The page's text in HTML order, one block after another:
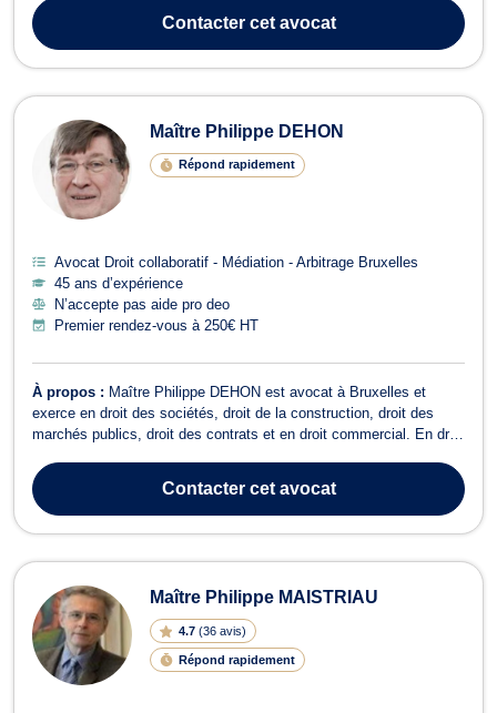
légale, de filiation, de droit de garde et de droit de visite, de
pension a...
Contactercet avocat
Maître Philippe DEHON
Répond rapidement
Avocat Droit collaboratif - Médiation - Arbitrage Bruxelles
45 ans d’expérience
N’accepte pas aide pro deo
Premier rendez-vous à 250€ HT
À propos : Maître Philippe DEHON est avocat à Bruxelles et
exerce en droit des sociétés, droit de la construction, droit des
marchés publics, droit des contrats et en droit commercial. En droit
et la vie de la société (choix de la structure, apports financiers,
structure d...
Contactercet avocat
Maître Philippe MAISTRIAU
4.7 (36 avis)
Répond rapidement